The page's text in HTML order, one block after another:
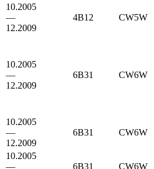
10.2005
—
12.2009
4B12 CW5W
10.2005
—
12.2009
6B31 CW6W
10.2005
—
12.2009
6B31 CW6W
10.2005
—
6B31 CW6W